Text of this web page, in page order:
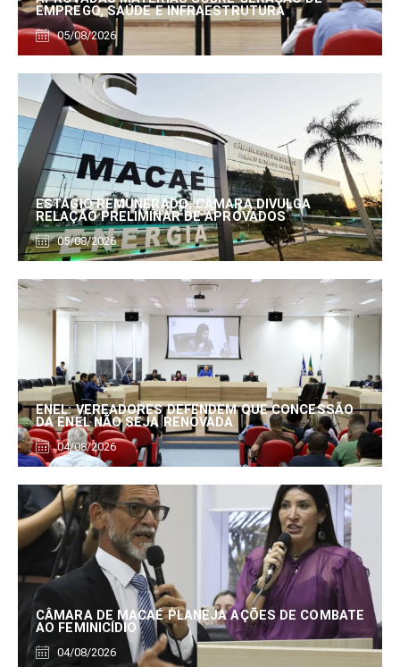
EMPREGO, SAÚDE E INFRAESTRUTURA
05/08/2026
ESTÁGIO REMUNERADO: CÂMARA DIVULGA
RELAÇÃO PRELIMINAR DE APROVADOS
05/08/2026
ENEL: VEREADORES DEFENDEM QUE CONCESSÃO
DA ENEL NÃO SEJA RENOVADA
04/08/2026
CÂMARA DE MACAÉ PLANEJA AÇÕES DE COMBATE
AO FEMINICÍDIO
04/08/2026